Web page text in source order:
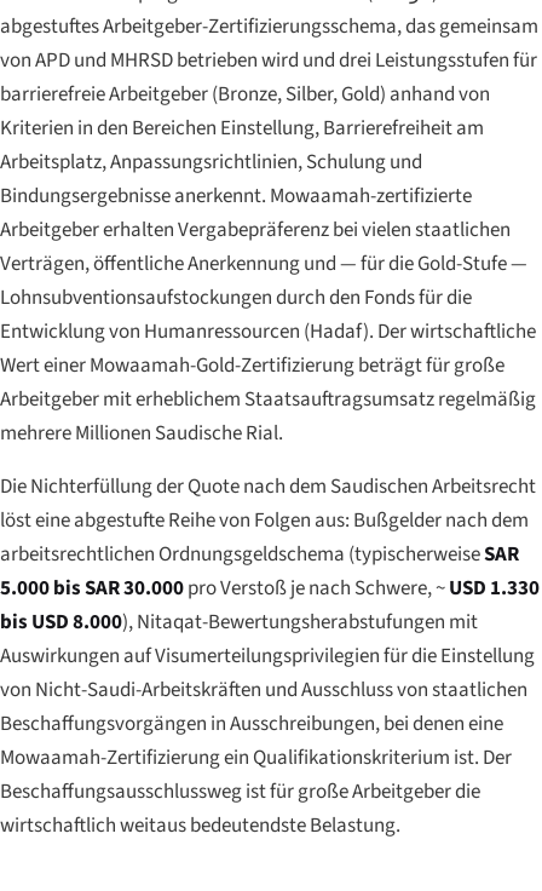
abgestuftes Arbeitgeber-Zertifizierungsschema, das gemeinsam
von APD und MHRSD betrieben wird und drei Leistungsstufen für
barrierefreie Arbeitgeber (Bronze, Silber, Gold) anhand von
Kriterien in den Bereichen Einstellung, Barrierefreiheit am
Arbeitsplatz, Anpassungsrichtlinien, Schulung und
Bindungsergebnisse anerkennt. Mowaamah-zertifizierte
Arbeitgeber erhalten Vergabepräferenz bei vielen staatlichen
Verträgen, öffentliche Anerkennung und — für die Gold-Stufe —
Lohnsubventionsaufstockungen durch den Fonds für die
Entwicklung von Humanressourcen (Hadaf). Der wirtschaftliche
Wert einer Mowaamah-Gold-Zertifizierung beträgt für große
Arbeitgeber mit erheblichem Staatsauftragsumsatz regelmäßig
mehrere Millionen Saudische Rial.
Die Nichterfüllung der Quote nach dem Saudischen Arbeitsrecht
löst eine abgestufte Reihe von Folgen aus: Bußgelder nach dem
arbeitsrechtlichen Ordnungsgeldschema (typischerweiseSAR
5.000 bis SAR 30.000pro Verstoß je nach Schwere, ~USD 1.330
bis USD 8.000), Nitaqat-Bewertungsherabstufungen mit
Auswirkungen auf Visumerteilungsprivilegien für die Einstellung
von Nicht-Saudi-Arbeitskräften und Ausschluss von staatlichen
Beschaffungsvorgängen in Ausschreibungen, bei denen eine
Mowaamah-Zertifizierung ein Qualifikationskriterium ist. Der
Beschaffungsausschlussweg ist für große Arbeitgeber die
wirtschaftlich weitaus bedeutendste Belastung.